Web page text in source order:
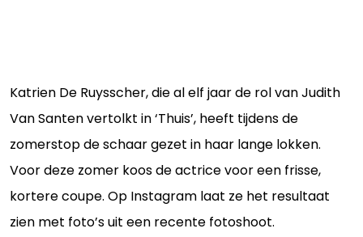
Katrien De Ruysscher, die al elf jaar de rol van Judith
Van Santen vertolkt in ‘Thuis’, heeft tijdens de
zomerstop de schaar gezet in haar lange lokken.
Voor deze zomer koos de actrice voor een frisse,
kortere coupe. Op Instagram laat ze het resultaat
zien met foto’s uit een recente fotoshoot.